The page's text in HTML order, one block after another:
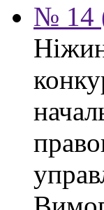
№ 14